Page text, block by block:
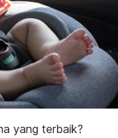
yang terbaik?